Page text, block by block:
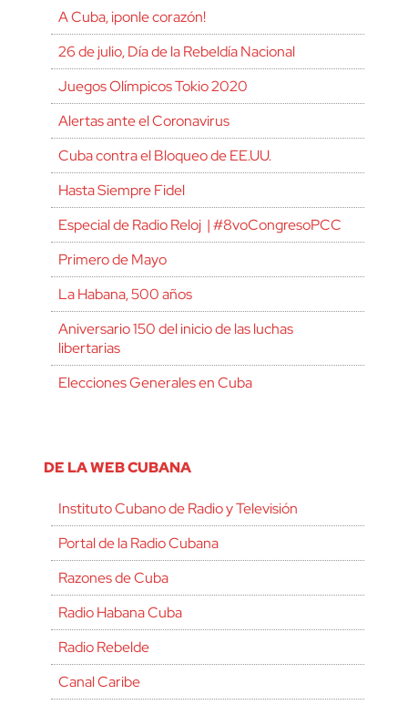
A Cuba, ¡ponle corazón!
26 de julio, Día de la Rebeldía Nacional
Juegos Olímpicos Tokio 2020
Alertas ante el Coronavirus
Cuba contra el Bloqueo de EE.UU.
Hasta Siempre Fidel
Especial de Radio Reloj | #8voCongresoPCC
Primero de Mayo
La Habana, 500 años
Aniversario 150 del inicio de las luchas
libertarias
Elecciones Generales en Cuba
DE LA WEB CUBANA
Instituto Cubano de Radio y Televisión
Portal de la Radio Cubana
Razones de Cuba
Radio Habana Cuba
Radio Rebelde
Canal Caribe